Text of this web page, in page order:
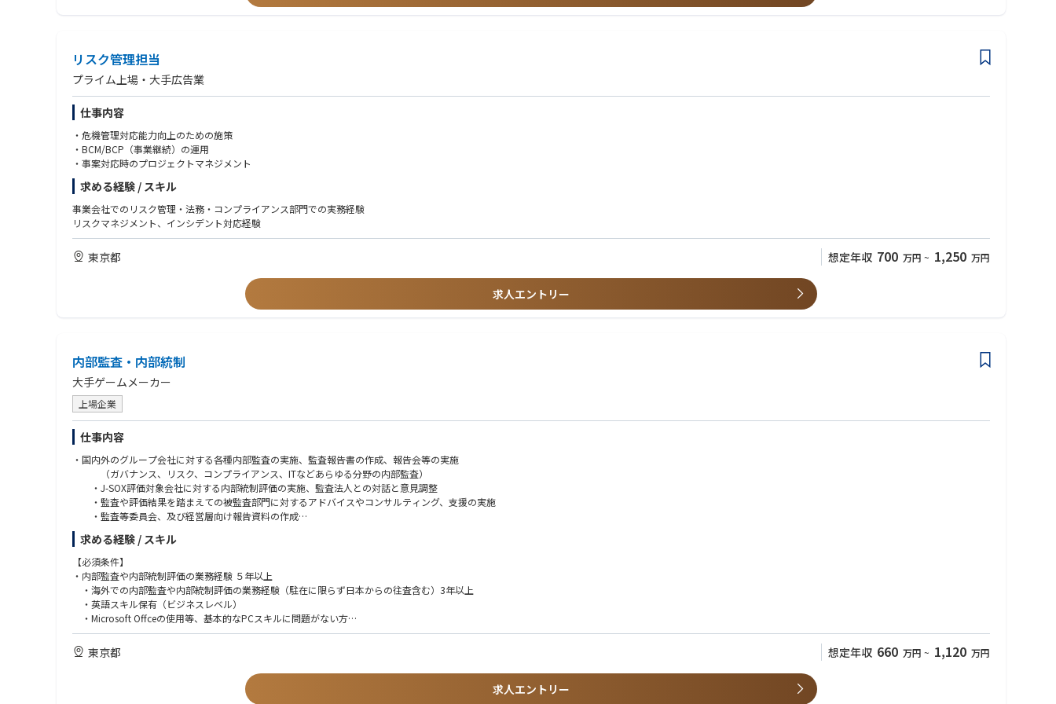
・クリエイターや彼らが創り出すコンテンツへの深い理解とリスペクトがある方
・クリエイターやユーザーの視点を大切にし、より良いサービス体験を追求できる方
・異なる意見を持つ関係者とも粘り強く対話し、合意形成をリードできる高いコミュニケーション能力をお持ちの方
リスク管理担当
プライム上場・大手広告業
仕事内容
・危機管理対応能力向上のための施策
・BCM/BCP（事業継続）の運用
・事案対応時のプロジェクトマネジメント
求める経験 / スキル
事業会社でのリスク管理・法務・コンプライアンス部門での実務経験
リスクマネジメント、インシデント対応経験
東京都 想定年収 700 万円 ~ 1,250 万円
求人エントリー
内部監査・内部統制
大手ゲームメーカー
上場企業
仕事内容
・国内外のグループ会社に対する各種内部監査の実施、監査報告書の作成、報告会等の実施
（ガバナンス、リスク、コンプライアンス、ITなどあらゆる分野の内部監査）
・J-SOX評価対象会社に対する内部統制評価の実施、監査法人との対話と意見調整
・監査や評価結果を踏まえての被監査部門に対するアドバイスやコンサルティング、支援の実施
・監査等委員会、及び経営層向け報告資料の作成
・各種情報収集とリスク分析、それに基づいた監査、行動計画の策定 ・・・など
※監査実施のための国内、海外への出張有り（日本国内、東南アジア、EU圏、北米等）
求める経験 / スキル
【必須条件】
・内部監査や内部統制評価の業務経験 ５年以上
・海外での内部監査や内部統制評価の業務経験（駐在に限らず日本からの往査含む）3年以上
・英語スキル保有（ビジネスレベル）
・Microsoft Offceの使用等、基本的なPCスキルに問題がない方
・文章作成やデータ分析などの細かい業務が苦にならない方
・周囲の方とのコミュニケーションが得意な方
東京都 想定年収 660 万円 ~ 1,120 万円
求人エントリー